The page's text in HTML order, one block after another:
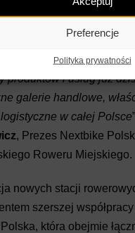
Preferencje
Polityka prywatności
PKN ORLEN nie tylko
dotychczasowych
na nowe grupy
platforma
produktów i usług już
galerie handlowe,
w całej Polsce
, Prezes Nextbike
Roweru Miejskiego.
nowych stacji
szerszej
która obejmie